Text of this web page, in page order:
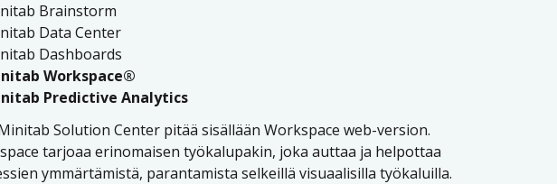
Brainstorm
Data Center
Dashboards
Workspace®
Predictive Analytics
Solution Center pitää sisällään Workspace web-version.
tarjoaa erinomaisen työkalupakin, joka auttaa ja helpottaa
ymmärtämistä, parantamista selkeillä visuaalisilla työkaluilla.